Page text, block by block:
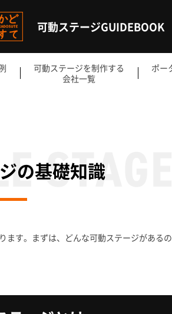
可動ステージGUIDEBOOK
可動ステージを制作する
会社一覧
ポー
の基礎知識
す。まずは、どんな可動ステージがある